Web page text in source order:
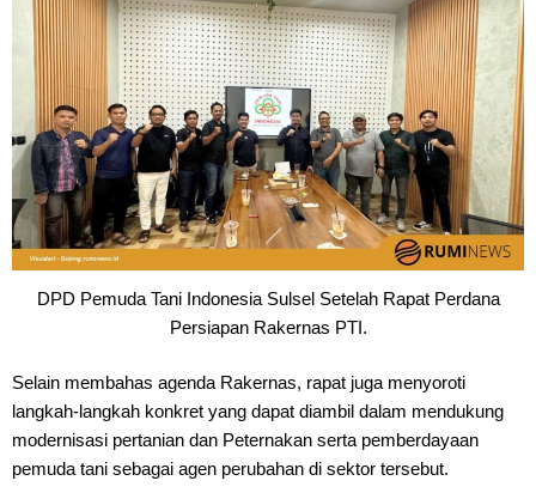
DPD Pemuda Tani Indonesia Sulsel Setelah Rapat Perdana
Persiapan Rakernas PTI.
Selain membahas agenda Rakernas, rapat juga menyoroti
langkah-langkah konkret yang dapat diambil dalam mendukung
modernisasi pertanian dan Peternakan serta pemberdayaan
pemuda tani sebagai agen perubahan di sektor tersebut.